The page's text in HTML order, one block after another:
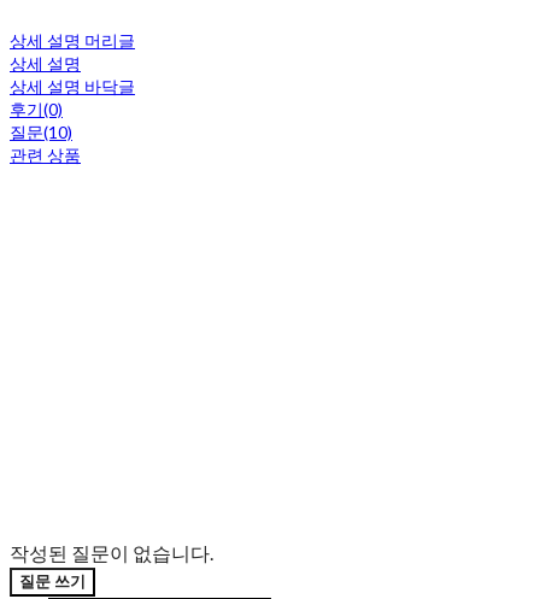
상세 설명 머리글
상세 설명
상세 설명 바닥글
후기(0)
질문(10)
관련 상품
작성된 질문이 없습니다.
질문 쓰기